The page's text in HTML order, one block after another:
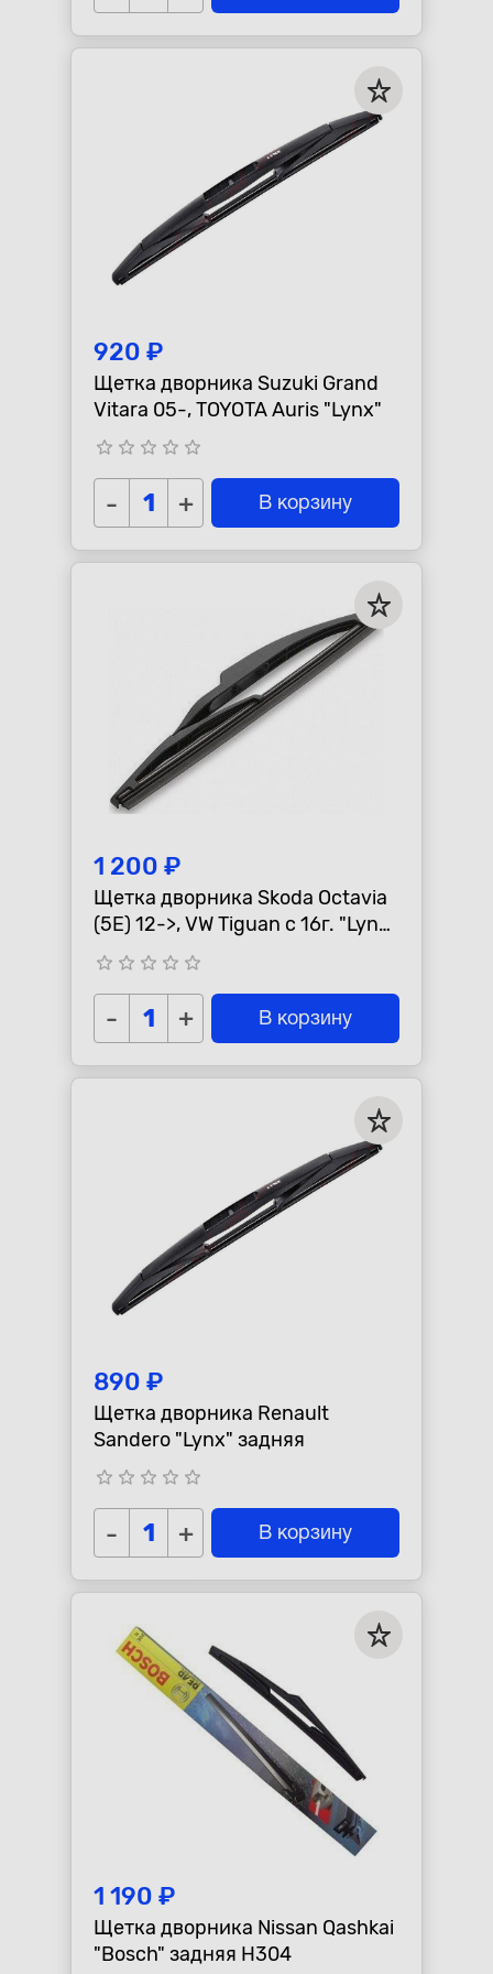
920 ₽
Щетка дворника Suzuki Grand
Vitara 05-, TOYOTA Auris "Lynx"
star_border star_border star_border star_border star_border
- + В корзину
1 200 ₽
Щетка дворника Skoda Octavia
(5E) 12->, VW Tiguan с 16г. "Lynx"
задняя
star_border star_border star_border star_border star_border
- + В корзину
890 ₽
Щетка дворника Renault
Sandero "Lynx" задняя
star_border star_border star_border star_border star_border
- + В корзину
1 190 ₽
Щетка дворника Nissan Qashkai
"Bosch" задняя H304